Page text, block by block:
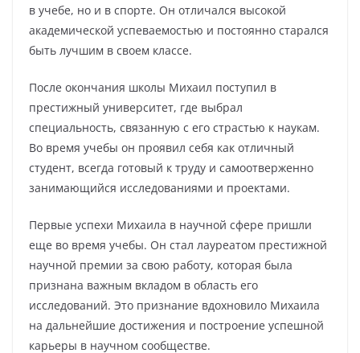
в учебе, но и в спорте. Он отличался высокой
академической успеваемостью и постоянно старался
быть лучшим в своем классе.
После окончания школы Михаил поступил в
престижный университет, где выбрал
специальность, связанную с его страстью к наукам.
Во время учебы он проявил себя как отличный
студент, всегда готовый к труду и самоотверженно
занимающийся исследованиями и проектами.
Первые успехи Михаила в научной сфере пришли
еще во время учебы. Он стал лауреатом престижной
научной премии за свою работу, которая была
признана важным вкладом в область его
исследований. Это признание вдохновило Михаила
на дальнейшие достижения и построение успешной
карьеры в научном сообществе.